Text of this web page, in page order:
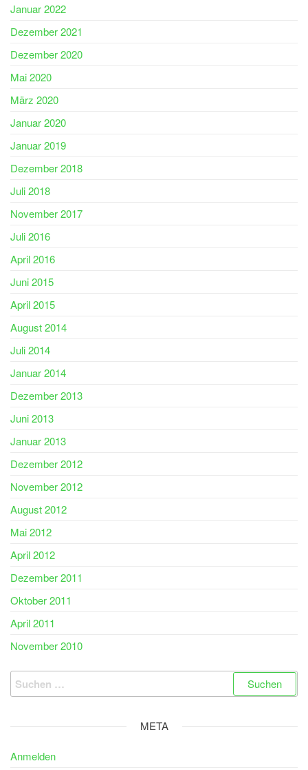
Januar 2022
Dezember 2021
Dezember 2020
Mai 2020
März 2020
Januar 2020
Januar 2019
Dezember 2018
Juli 2018
November 2017
Juli 2016
April 2016
Juni 2015
April 2015
August 2014
Juli 2014
Januar 2014
Dezember 2013
Juni 2013
Januar 2013
Dezember 2012
November 2012
August 2012
Mai 2012
April 2012
Dezember 2011
Oktober 2011
April 2011
November 2010
Suchen
nach:
META
Anmelden